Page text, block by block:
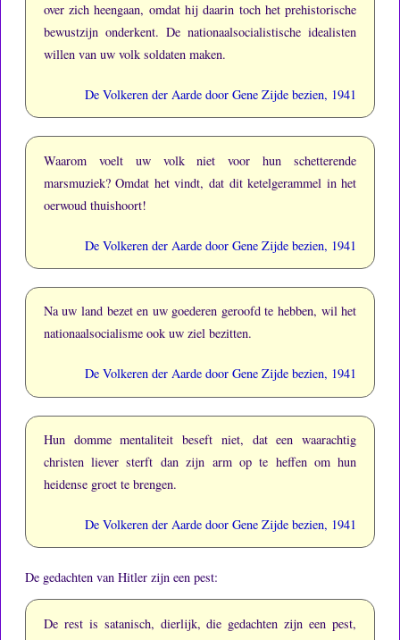
over zich heengaan, omdat hij daarin toch het prehistorische
bewustzijn onderkent. De nationaalsocialistische idealisten
willen van uw volk soldaten maken.
De Volkeren der Aarde door Gene Zijde bezien, 1941
Waarom voelt uw volk niet voor hun schetterende
marsmuziek?Omdat het vindt, dat dit ketelgerammel in het
oerwoud thuishoort!
De Volkeren der Aarde door Gene Zijde bezien, 1941
Na uw land bezet en uw goederen geroofd te hebben, wil het
nationaalsocialisme ook uw ziel bezitten.
De Volkeren der Aarde door Gene Zijde bezien, 1941
Hun domme mentaliteit beseft niet, dat een waarachtig
christen liever sterft dan zijn arm op te heffen om hun
heidense groet te brengen.
De Volkeren der Aarde door Gene Zijde bezien, 1941
De gedachten van Hitler zijn een pest:
De rest is satanisch, dierlijk, die gedachten zijn een pest,